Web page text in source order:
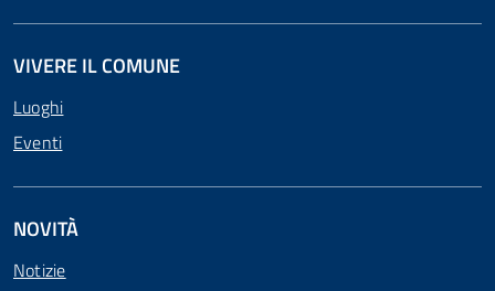
VIVERE IL COMUNE
Luoghi
Eventi
NOVITÀ
Notizie